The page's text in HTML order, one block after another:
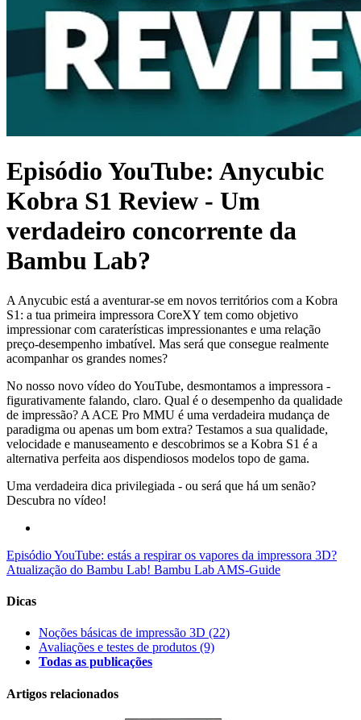
Episódio YouTube: Anycubic
Kobra S1 Review - Um
verdadeiro concorrente da
Bambu Lab?
A Anycubic está a aventurar-se em novos territórios com a Kobra
S1: a tua primeira impressora CoreXY tem como objetivo
impressionar com caraterísticas impressionantes e uma relação
preço-desempenho imbatível. Mas será que consegue realmente
acompanhar os grandes nomes?
No nosso novo vídeo do YouTube, desmontamos a impressora -
figurativamente falando, claro. Qual é o desempenho da qualidade
de impressão? A ACE Pro MMU é uma verdadeira mudança de
paradigma ou apenas um bom extra? Testamos a sua qualidade,
velocidade e manuseamento e descobrimos se a Kobra S1 é a
alternativa perfeita aos dispendiosos modelos topo de gama.
Uma verdadeira dica privilegiada - ou será que há um senão?
Descubra no vídeo!
Episódio YouTube: estás a respirar os vapores da impressora 3D?
Atualização do Bambu Lab! Bambu Lab AMS-Guide
Dicas
Noções básicas de impressão 3D (22)
Avaliações e testes de produtos (9)
Todas as publicações
Artigos relacionados